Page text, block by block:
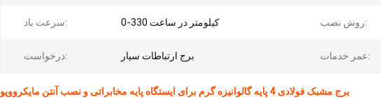
سرعت باد: 0-330 کیلومتر در ساعت روش نصب:
درخواست: برج ارتباطات سیار عمر خدمات:
برج مشبک فولادی 4 پایه گالوانیزه گرم برای ایستگاه پایه مخابراتی و نصب آنتن مایکروویو